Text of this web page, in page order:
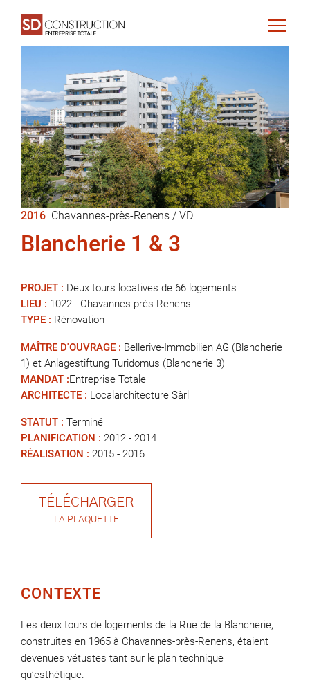
2016 Chavannes-près-Renens / VD
Blancherie 1 & 3
PROJET : Deux tours locatives de 66 logements
LIEU : 1022 - Chavannes-près-Renens
TYPE : Rénovation
MAÎTRE D'OUVRAGE : Bellerive-Immobilien AG (Blancherie
1) et Anlagestiftung Turidomus (Blancherie 3)
MANDAT :Entreprise Totale
ARCHITECTE : Localarchitecture Sàrl
STATUT : Terminé
PLANIFICATION : 2012 - 2014
RÉALISATION : 2015 - 2016
TÉLÉCHARGER
LA PLAQUETTE
CONTEXTE
Les deux tours de logements de la Rue de la Blancherie,
construites en 1965 à Chavannes-près-Renens, étaient
devenues vétustes tant sur le plan technique
qu’esthétique.